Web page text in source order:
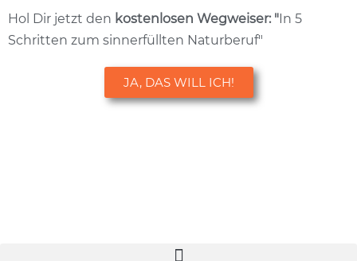
Hol Dir jetzt den kostenlosen Wegweiser: "In 5
Schritten zum sinnerfüllten Naturberuf"
JA, DAS WILL ICH!